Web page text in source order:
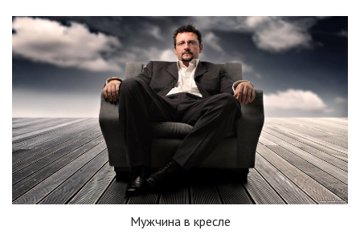
Мужчина в кресле